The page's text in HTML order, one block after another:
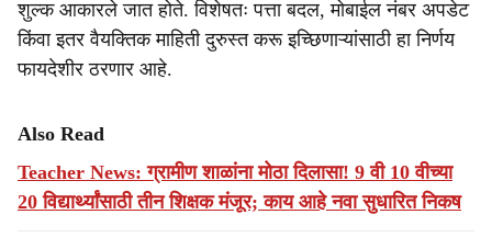
शुल्क आकारले जात होते. विशेषतः पत्ता बदल, मोबाईल नंबर अपडेट
किंवा इतर वैयक्तिक माहिती दुरुस्त करू इच्छिणाऱ्यांसाठी हा निर्णय
फायदेशीर ठरणार आहे.
Also Read
Teacher News: ग्रामीण शाळांना मोठा दिलासा! 9 वी 10 वीच्या
20 विद्यार्थ्यांसाठी तीन शिक्षक मंजूर; काय आहे नवा सुधारित निकष